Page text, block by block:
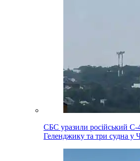
СБС уразили російський С-
Геленджику та три судна у